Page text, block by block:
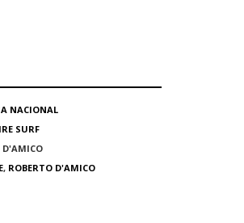
NACIONAL
SURF
D'AMICO
, ROBERTO D'AMICO